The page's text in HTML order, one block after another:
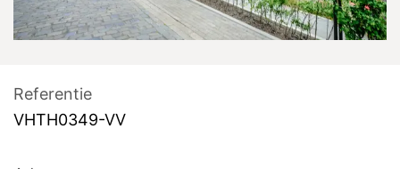
Referentie
VHTH0349-VV